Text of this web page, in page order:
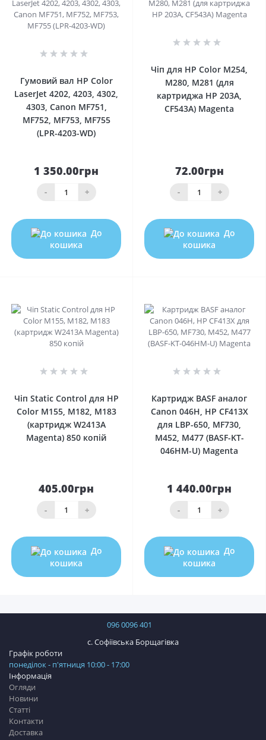
Гумовий вал HP Color
LaserJet 4202, 4203, 4302,
4303, Canon MF751,
MF752, MF753, MF755
(LPR-4203-WD)
1 350.00грн
- +
До
кошика
Чіп для HP Color M254,
M280, M281 (для
картриджа HP 203A,
CF543A) Magenta
72.00грн
- +
До
кошика
Чіп Static Control для HP
Color M155, M182, M183
(картридж W2413A
Magenta) 850 копій
405.00грн
- +
До
кошика
Картридж BASF аналог
Canon 046H, HP CF413X
для LBP-650, MF730,
M452, M477 (BASF-KT-
046HM-U) Magenta
1 440.00грн
- +
До
кошика
096 0096 401
с. Софіївська Борщагівка
Інформація
Огляди
Новини
Статті
Контакти
Доставка
Графік роботи
понеділок - п'ятниця 10:00 - 17:00